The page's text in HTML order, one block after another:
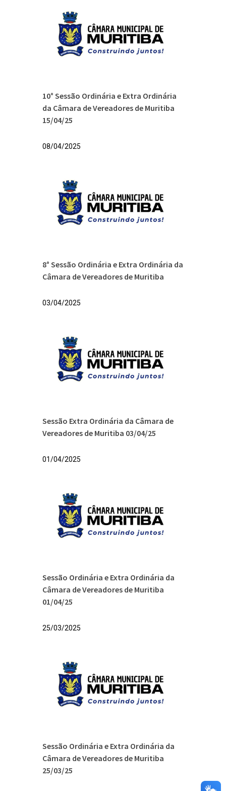
10° Sessão Ordinária e Extra Ordinária
da Câmara de Vereadores de Muritiba
15/04/25
08/04/2025
8° Sessão Ordinária e Extra Ordinária da
Câmara de Vereadores de Muritiba
03/04/2025
Sessão Extra Ordinária da Câmara de
Vereadores de Muritiba 03/04/25
01/04/2025
Sessão Ordinária e Extra Ordinária da
Câmara de Vereadores de Muritiba
01/04/25
25/03/2025
Sessão Ordinária e Extra Ordinária da
Câmara de Vereadores de Muritiba
25/03/25